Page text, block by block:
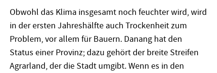
Obwohl das Klima insgesamt noch feuchter wird, wird
in der ersten Jahreshälfte auch Trockenheit zum
Problem, vor allem für Bauern. Danang hat den
Status einer Provinz; dazu gehört der breite Streifen
Agrarland, der die Stadt umgibt. Wenn es in den